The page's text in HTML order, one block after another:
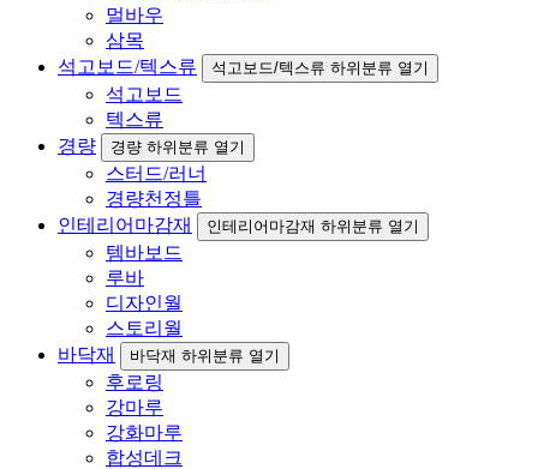
멀바우
삼목
석고보드/텍스류
석고보드/텍스류 하위분류 열기
석고보드
텍스류
경량
경량 하위분류 열기
스터드/러너
경량천정틀
인테리어마감재
인테리어마감재 하위분류 열기
템바보드
루바
디자인월
스토리월
바닥재
바닥재 하위분류 열기
후로링
강마루
강화마루
합성데크